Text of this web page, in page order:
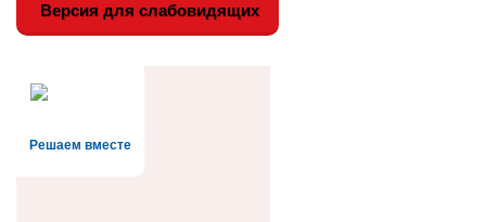
Версия для слабовидящих
Решаем вместе